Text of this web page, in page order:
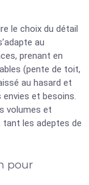
le choix du détail
au
prenant en
(pente de toit,
au hasard et
et besoins.
volumes et
tant les adeptes de
pour